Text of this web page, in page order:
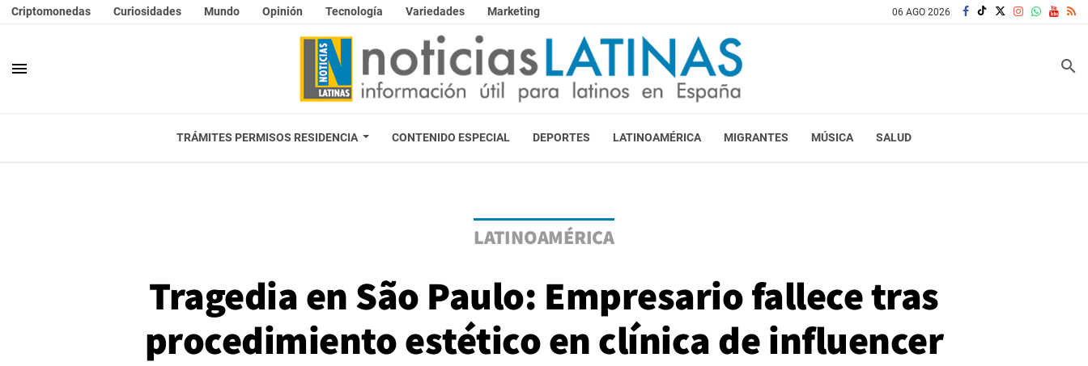
Criptomonedas Curiosidades Mundo Opinión Tecnología Variedades Marketing 06 AGO 2026
menu search
TRÁMITES PERMISOS RESIDENCIA CONTENIDO ESPECIAL DEPORTES LATINOAMÉRICA MIGRANTES MÚSICA SALUD
LATINOAMÉRICA
Tragedia en São Paulo: Empresario fallece tras
procedimiento estético en clínica de influencer